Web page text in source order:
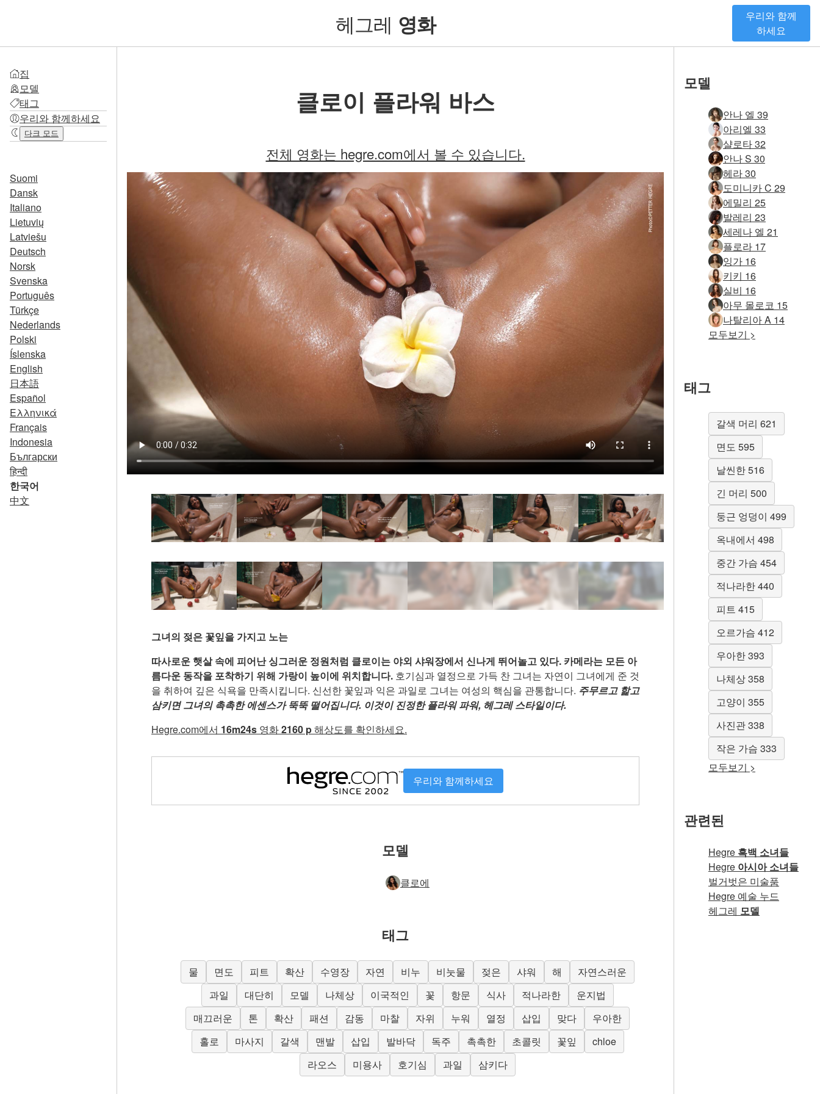
헤그레 영화
우리와 함께
하세요
집
모델
태그
우리와 함께하세요
다크 모드
Suomi
Dansk
Italiano
Lietuvių
Latviešu
Deutsch
Norsk
Svenska
Português
Türkçe
Nederlands
Polski
Íslenska
English
日本語
Español
Ελληνικά
Français
Indonesia
Български
हिन्दी
한국어
中文
클로이 플라워 바스
전체 영화는 hegre.com에서 볼 수 있습니다.
그녀의 젖은 꽃잎을 가지고 노는
따사로운 햇살 속에 피어난 싱그러운 정원처럼 클로이는 야외 샤워장에서 신나게 뛰어놀고 있다. 카메라는 모든 아
름다운 동작을 포착하기 위해 가랑이 높이에 위치합니다. 호기심과 열정으로 가득 찬 그녀는 자연이 그녀에게 준 것
을 취하여 깊은 식욕을 만족시킵니다. 신선한 꽃잎과 익은 과일로 그녀는 여성의 핵심을 관통합니다. 주무르고 핥고
삼키면 그녀의 촉촉한 에센스가 뚝뚝 떨어집니다. 이것이 진정한 플라워 파워, 헤그레 스타일이다.
Hegre.com에서 16m24s 영화2160 p해상도를 확인하세요.
우리와 함께하세요
모델
클로에
태그
물 면도 피트 확산 수영장 자연 비누 비눗물 젖은 샤워 해
자연스러운
과일
대단히 모델 나체상 이국적인 꽃 항문 식사 적나라한
운지법
매끄러운
톤 확산 패션 감동 마찰 자위 누워 열정 삽입 맞다
우아한
홀로
마사지 갈색 맨발 삽입 발바닥 독주 촉촉한 초콜릿 꽃잎
chloe
라오스
미용사 호기심 과일 삼키다
모델
안나 엘 39
아리엘 33
샬로타 32
안나 S 30
헤라 30
도미니카 C 29
에밀리 25
발레리 23
세레나 엘 21
플로라 17
잉가 16
키키 16
실비 16
아무 몰로코 15
나탈리아 A 14
모두보기 >
태그
갈색 머리 621
면도 595
날씬한 516
긴 머리 500
둥근 엉덩이 499
옥내에서 498
중간 가슴 454
적나라한 440
피트 415
오르가슴 412
우아한 393
나체상 358
고양이 355
사진관 338
작은 가슴 333
모두보기 >
관련된
Hegre 흑백 소녀들
Hegre 아시아 소녀들
벌거벗은 미술품
Hegre 예술 누드
헤그레 모델